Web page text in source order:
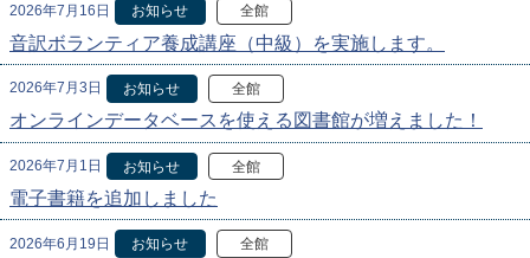
2026年7月16日 お知らせ 全館
音訳ボランティア養成講座（中級）を実施します。
2026年7月3日 お知らせ 全館
オンラインデータベースを使える図書館が増えました！
2026年7月1日 お知らせ 全館
電子書籍を追加しました
2026年6月19日 お知らせ 全館